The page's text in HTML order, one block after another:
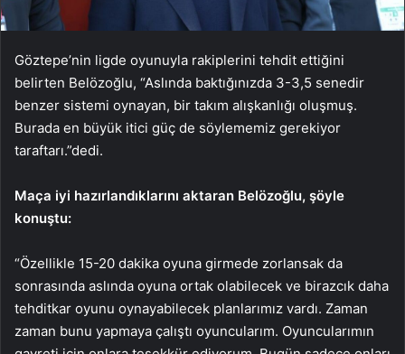
Göztepe’nin ligde oyunuyla rakiplerini tehdit ettiğini
belirten Belözoğlu, “Aslında baktığınızda 3-3,5 senedir
benzer sistemi oynayan, bir takım alışkanlığı oluşmuş.
Burada en büyük itici güç de söylememiz gerekiyor
taraftarı.”dedi.
Maça iyi hazırlandıklarını aktaran Belözoğlu, şöyle
konuştu:
“Özellikle 15-20 dakika oyuna girmede zorlansak da
sonrasında aslında oyuna ortak olabilecek ve birazcık daha
tehditkar oyunu oynayabilecek planlarımız vardı. Zaman
zaman bunu yapmaya çalıştı oyuncularım. Oyuncularımın